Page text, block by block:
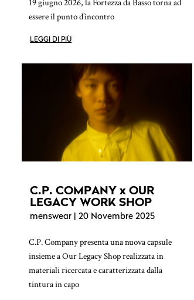
19 giugno 2026, la Fortezza da Basso torna ad
essere il punto d’incontro
LEGGI DI PIÙ
C.P. COMPANY x OUR
LEGACY WORK SHOP
menswear | 20 Novembre 2025
C.P. Company presenta una nuova capsule
insieme a Our Legacy Shop realizzata in
materiali ricercata e caratterizzata dalla
tintura in capo